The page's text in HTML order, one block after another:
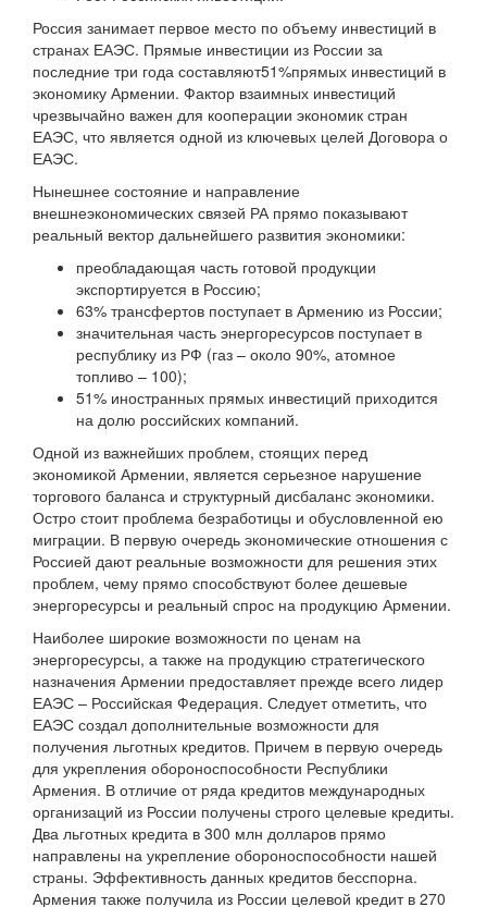
Россия занимает первое место по объему инвестиций в
странах ЕАЭС. Прямые инвестиции из России за
последние три года составляют51%прямых инвестиций в
экономику Армении. Фактор взаимных инвестиций
чрезвычайно важен для кооперации экономик стран
ЕАЭС, что является одной из ключевых целей Договора о
ЕАЭС.
Нынешнее состояние и направление
внешнеэкономических связей РА прямо показывают
реальный вектор дальнейшего развития экономики:
преобладающая часть готовой продукции
экспортируется в Россию;
63% трансфертов поступает в Армению из России;
значительная часть энергоресурсов поступает в
республику из РФ (газ – около 90%, атомное
топливо – 100);
51% иностранных прямых инвестиций приходится
на долю российских компаний.
Одной из важнейших проблем, стоящих перед
экономикой Армении, является серьезное нарушение
торгового баланса и структурный дисбаланс экономики.
Остро стоит проблема безработицы и обусловленной ею
миграции. В первую очередь экономические отношения с
Россией дают реальные возможности для решения этих
проблем, чему прямо способствуют более дешевые
энергоресурсы и реальный спрос на продукцию Армении.
Наиболее широкие возможности по ценам на
энергоресурсы, а также на продукцию стратегического
назначения Армении предоставляет прежде всего лидер
ЕАЭС – Российская Федерация. Следует отметить, что
ЕАЭС создал дополнительные возможности для
получения льготных кредитов. Причем в первую очередь
для укрепления обороноспособности Республики
Армения. В отличие от ряда кредитов международных
организаций из России получены строго целевые кредиты.
Два льготных кредита в 300 млн долларов прямо
направлены на укрепление обороноспособности нашей
страны. Эффективность данных кредитов бесспорна.
Армения также получила из России целевой кредит в 270